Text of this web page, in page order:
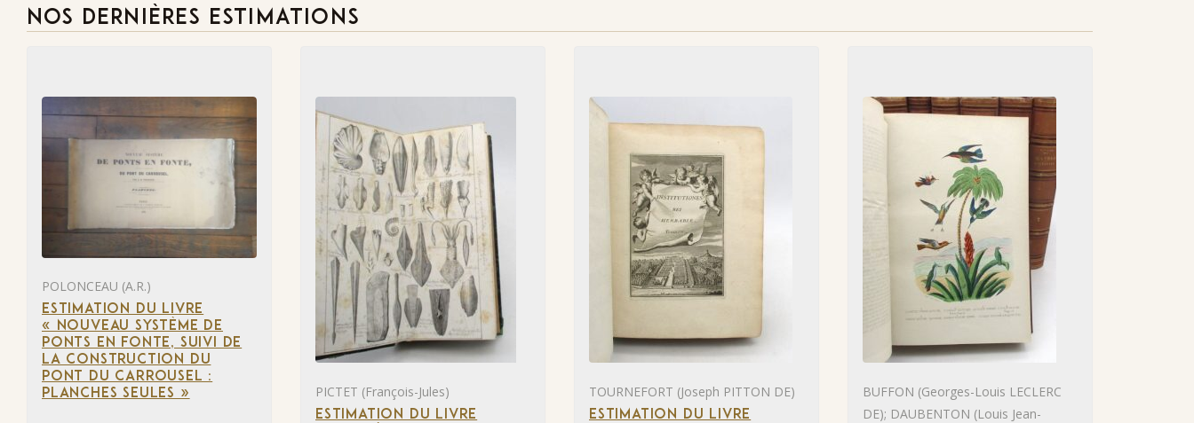
NOS DERNIÈRES ESTIMATIONS
POLONCEAU (A.R.)
ESTIMATION DU LIVRE
« NOUVEAU SYSTÈME DE
PONTS EN FONTE, SUIVI DE
LA CONSTRUCTION DU
PONT DU CARROUSEL :
PLANCHES SEULES »
PICTET (François-Jules)
ESTIMATION DU LIVRE
TOURNEFORT (Joseph PITTON DE)
ESTIMATION DU LIVRE
BUFFON (Georges-Louis LECLERC
DE); DAUBENTON (Louis Jean-